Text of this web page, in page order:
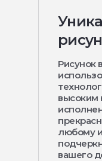
Рисунок
высоким
любому
вашего